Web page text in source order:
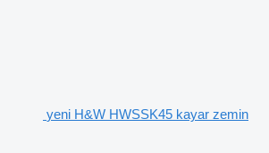
yeni H&W HWSSK45 kayar zemin